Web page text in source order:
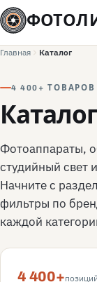
Главная Каталог
4 400+ ТОВАРОВ
Фотоаппараты,
студийный свет
Начните с
фильтры по
каждой
4 400+